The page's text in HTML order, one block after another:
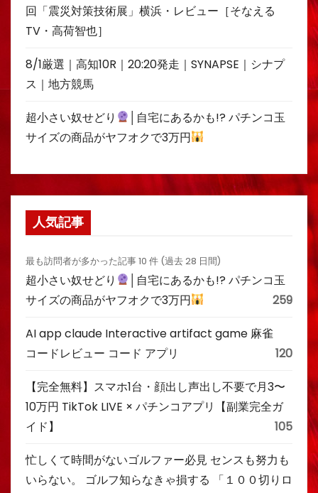
回「震災対策技術展」横浜・レビュー［そなえる
TV・高荷智也］
8/1厳選｜高知10R｜20:20発走｜SYNAPSE｜シナプ
ス｜地方競馬
超小さい奴せどり
│自宅にあるかも!? パチンコ玉
サイズの商品がヤフオクで3万円
人気記事
最も訪問者が多かった記事 10 件 (過去 28 日間)
超小さい奴せどり
│自宅にあるかも!? パチンコ玉
サイズの商品がヤフオクで3万円
259
AI app claude Interactive artifact game 麻雀
コードレビュー コード アプリ
120
【完全無料】スマホ1台・顔出し声出し不要で月3〜
10万円 TikTok LIVE × パチンコアプリ【副業完全ガ
イド】
105
忙しくて時間がないゴルファー必見 センスも努力も
いらない。 ゴルフ知らなきゃ損する 「１００切りロ